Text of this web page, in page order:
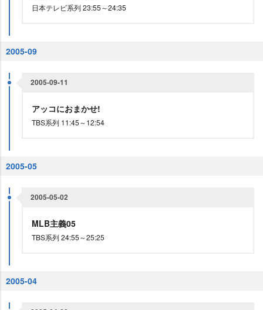
日本テレビ系列 23:55～24:35
2005-09
2005-09-11
アッコにおまかせ!
TBS系列 11:45～12:54
2005-05
2005-05-02
MLB主義05
TBS系列 24:55～25:25
2005-04